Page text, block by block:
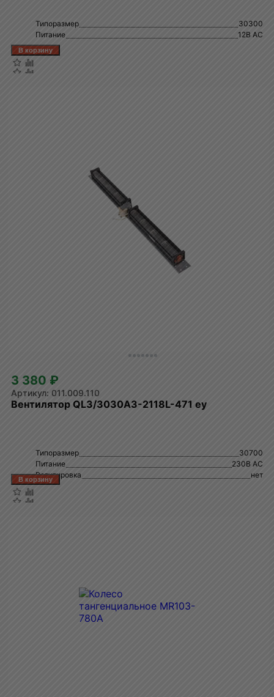
Типоразмер
30300
Питание
12В AC
3 380 ₽
011.009.110
Вентилятор QL3/3030A3-2118L-471 ey
Типоразмер
30700
Питание
230В AC
Регулировка
нет